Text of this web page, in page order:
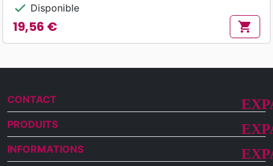
check Disponible
Prix
19,56 € shopping_cart
CONTACT
PRODUITS
INFORMATIONS